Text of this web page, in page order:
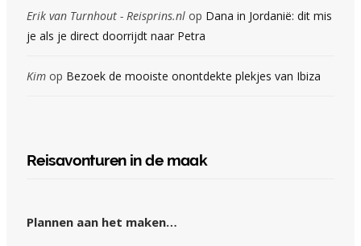
Erik van Turnhout - Reisprins.nl op Dana in Jordanië: dit mis
je als je direct doorrijdt naar Petra
Kim op Bezoek de mooiste onontdekte plekjes van Ibiza
Reisavonturen in de maak
Plannen aan het maken…